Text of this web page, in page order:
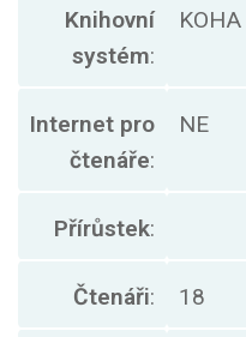
Knihovní
systém:
KOHA
Internet pro
čtenáře:
NE
Přírůstek:
Čtenáři: 18